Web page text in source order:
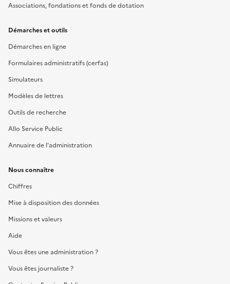
Associations, fondations et fonds de dotation
Démarches et outils
Démarches en ligne
Formulaires administratifs (cerfas)
Simulateurs
Modèles de lettres
Outils de recherche
Allo Service Public
Annuaire de l'administration
Nous connaître
Chiffres
Mise à disposition des données
Missions et valeurs
Aide
Vous êtes une administration ?
Vous êtes journaliste ?